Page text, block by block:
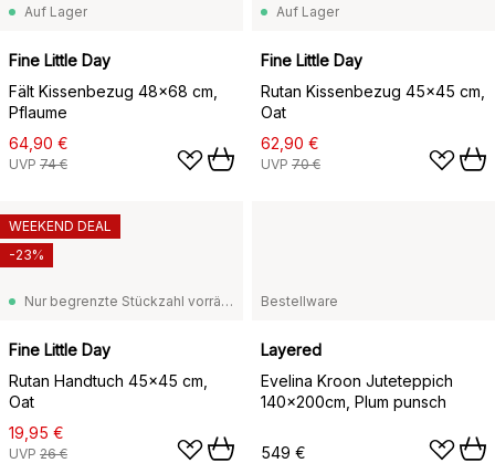
Auf Lager
Fine Little Day
Fält Kissenbezug 48x68 cm,
Pflaume
64,90 €
UVP 74 €
Auf Lager
Fine Little Day
Rutan Kissenbezug 45x45 cm,
Oat
62,90 €
UVP 70 €
Nur begrenzte Stückzahl vorrätig
Fine Little Day
Rutan Handtuch 45x45 cm,
Oat
19,95 €
UVP 26 €
WEEKEND DEAL
-23%
Bestellware
Layered
Evelina Kroon Juteteppich
140x200cm, Plum punsch
549 €